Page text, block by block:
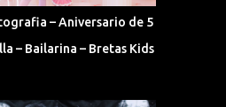
– Aniversario de 5
– Bailarina – Bretas Kids